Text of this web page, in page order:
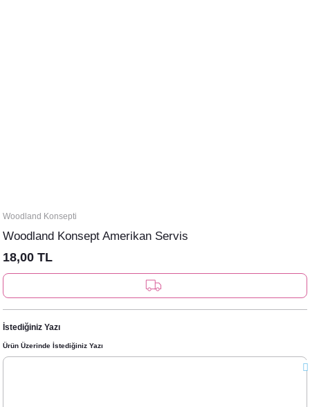
Woodland Konsepti
Woodland Konsept Amerikan Servis
18,00 TL
İstediğiniz Yazı
Ürün Üzerinde İstediğiniz Yazı